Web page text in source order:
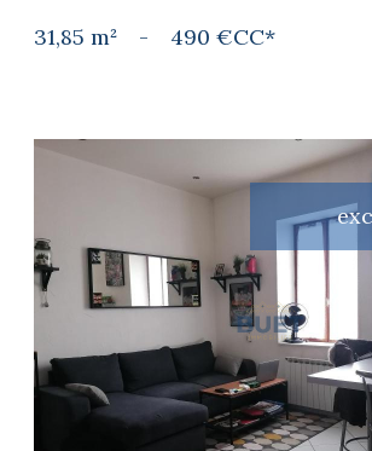
31,85 m² - 490 €CC*
voir le bien